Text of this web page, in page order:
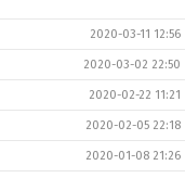
2020-03-11 12:56
2020-03-02 22:50
2020-02-22 11:21
2020-02-05 22:18
2020-01-08 21:26